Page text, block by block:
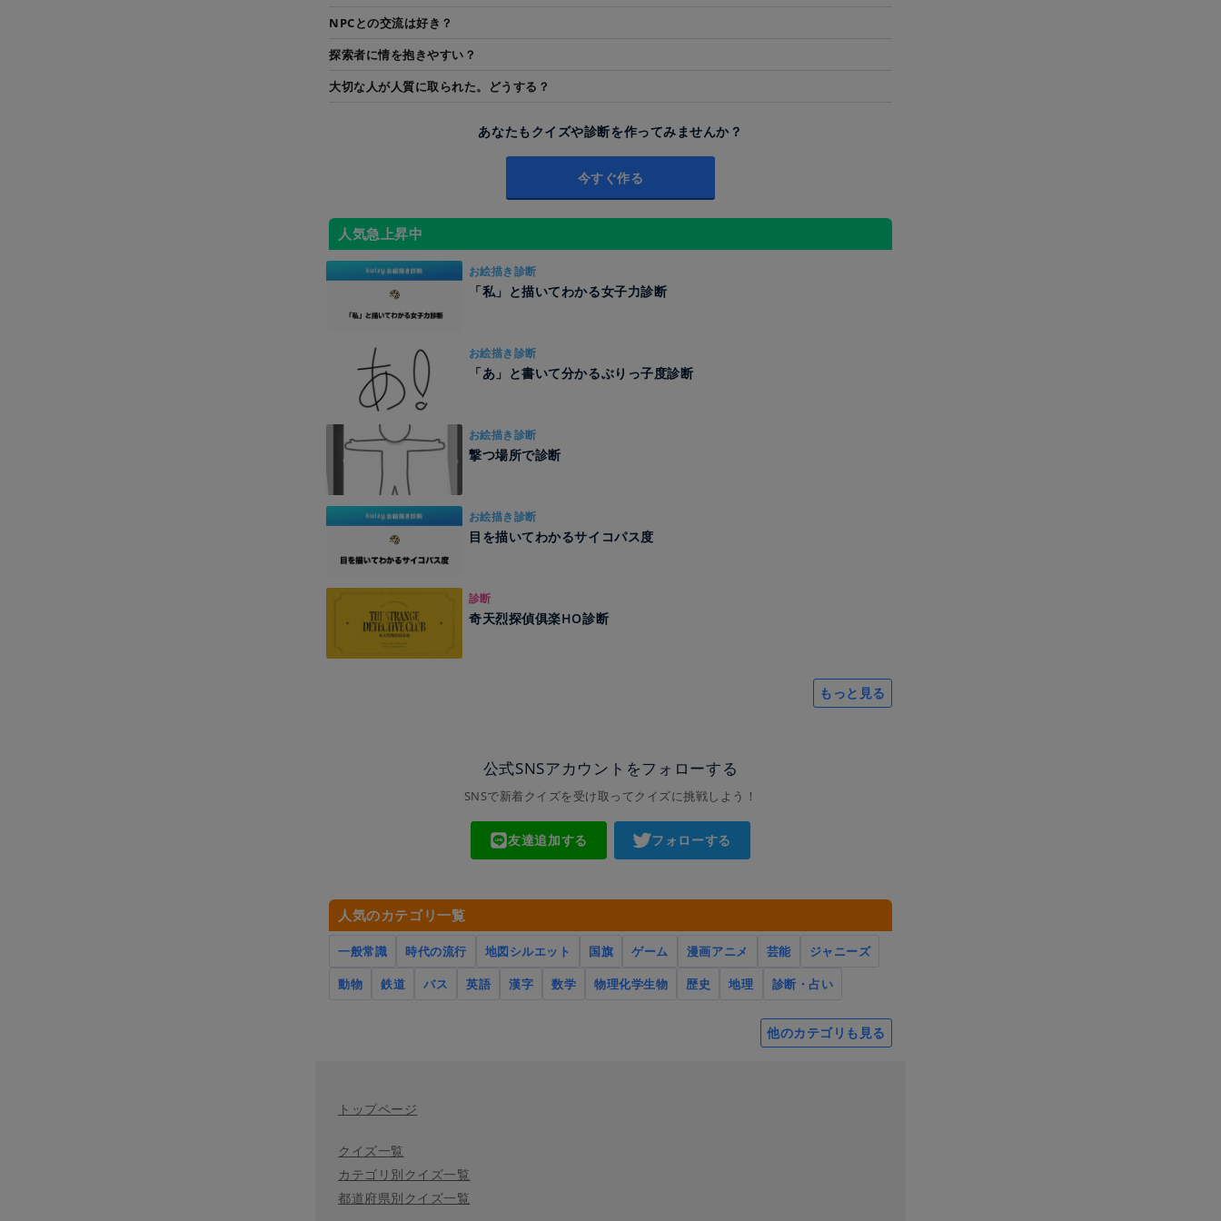
NPCとの交流は好き？
探索者に情を抱きやすい？
大切な人が人質に取られた。どうする？
あなたもクイズや診断を作ってみませんか？
今すぐ作る
人気急上昇中
お絵描き診断
「私」と描いてわかる女子力診断
お絵描き診断
「あ」と書いて分かるぶりっ子度診断
お絵描き診断
撃つ場所で診断
お絵描き診断
目を描いてわかるサイコパス度
診断
奇天烈探偵俱楽HO診断
もっと見る
公式SNSアカウントをフォローする
SNSで新着クイズを受け取ってクイズに挑戦しよう！
友達追加する フォローする
人気のカテゴリ一覧
一般常識 時代の流行 地図シルエット 国旗 ゲーム 漫画アニメ 芸能
ジャニーズ
動物
鉄道 バス 英語 漢字 数学 物理化学生物 歴史 地理 診断・占い
他のカテゴリも見る
トップページ
クイズ一覧
カテゴリ別クイズ一覧
都道府県別クイズ一覧